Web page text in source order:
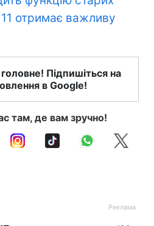
отримає важливу
Підпишіться на
в Google!
там, де вам зручно!